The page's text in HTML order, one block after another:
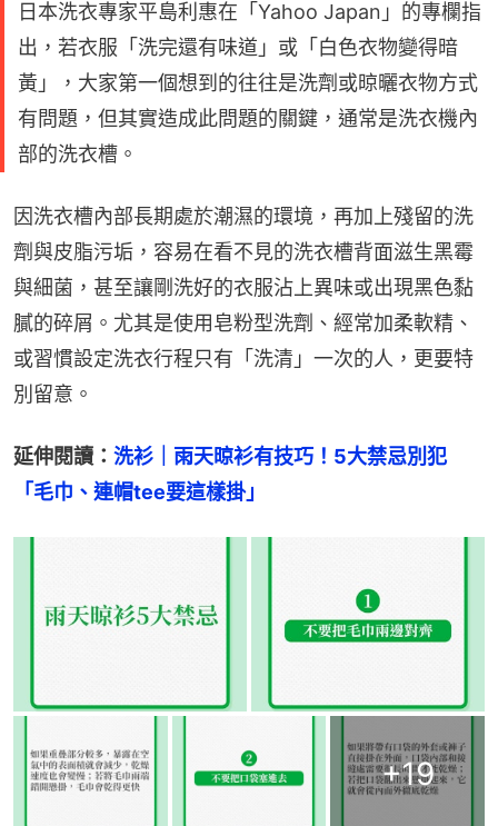
日本洗衣專家平島利惠在「Yahoo Japan」的專欄指
出，若衣服「洗完還有味道」或「白色衣物變得暗
黃」，大家第一個想到的往往是洗劑或晾曬衣物方式
有問題，但其實造成此問題的關鍵，通常是洗衣機內
部的洗衣槽。
因洗衣槽內部長期處於潮濕的環境，再加上殘留的洗
劑與皮脂污垢，容易在看不見的洗衣槽背面滋生黑霉
與細菌，甚至讓剛洗好的衣服沾上異味或出現黑色黏
膩的碎屑。尤其是使用皂粉型洗劑、經常加柔軟精、
或習慣設定洗衣行程只有「洗清」一次的人，更要特
別留意。
延伸閱讀： 洗衫｜雨天晾衫有技巧！5大禁忌別犯
「毛巾、連帽tee要這樣掛」
+19